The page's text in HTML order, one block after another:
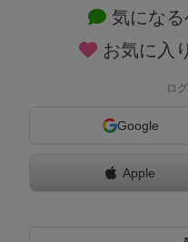
気にな
お気に入
ロ
Google
Apple